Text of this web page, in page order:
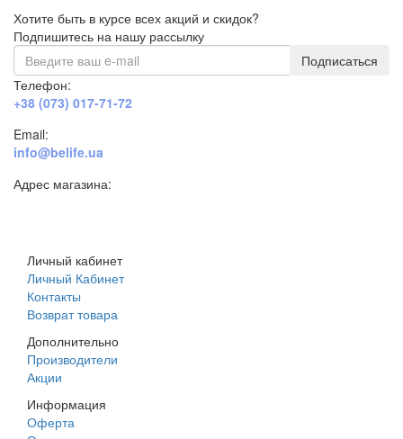
Хотите быть в курсе всех акций и скидок?
Подпишитесь на нашу рассылку
Подписаться
Телефон:
+38 (073) 017-71-72
Email:
info@belife.ua
Адрес магазина:
Личный кабинет
Личный Кабинет
Контакты
Возврат товара
Дополнительно
Производители
Акции
Информация
Оферта